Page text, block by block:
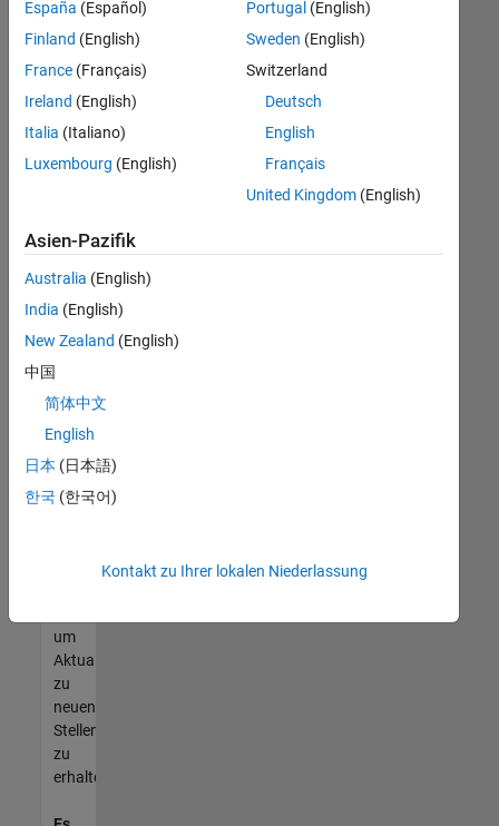
die
Suchkriterien
weiter
fassen
oder
alle
Stellenangebote
anzeigen .
noch
keine
offenen
Stellen
können,
die
Ihren
entsprechen,
werden
unseres
um
Aktualisierungen
zu
neuen
Stellenangeboten
zu
erhalten.
España (Español)
Finland (English)
France (Français)
Ireland (English)
Italia (Italiano)
Luxembourg (English)
Portugal (English)
Sweden (English)
Switzerland
Deutsch
English
Français
United Kingdom(English)
Asien-Pazifik
Australia (English)
India (English)
New Zealand (English)
中国
简体中文
English
日本 (日本語)
한국 (한국어)
Kontakt zu Ihrer lokalen Niederlassung